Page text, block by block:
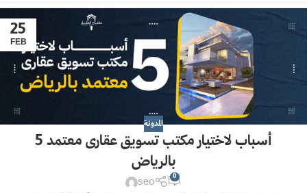
25
FEB
المدونة
5 أسباب لاختيار مكتب تسويق عقارى معتمد
بالرياض
seo 0